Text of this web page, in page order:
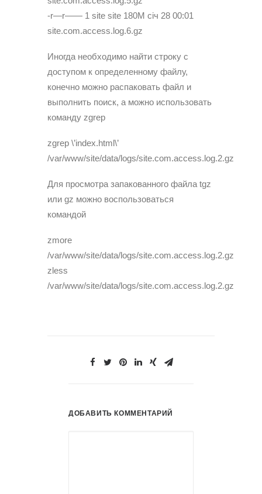
-r—r—— 1 site site 180M січ 28 00:01
site.com.access.log.6.gz
Иногда необходимо найти строку с
доступом к определенному файлу,
конечно можно распаковать файл и
выполнить поиск, а можно использовать
команду zgrep
zgrep \’index.html\’
/var/www/site/data/logs/site.com.access.log.2.gz
Для просмотра запакованного файла tgz
или gz можно воспользоваться
командой
zmore
/var/www/site/data/logs/site.com.access.log.2.gz
zless
/var/www/site/data/logs/site.com.access.log.2.gz
ДОБАВИТЬ КОММЕНТАРИЙ